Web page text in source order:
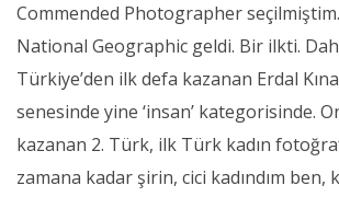
Commended Photographer seçilmiştim.
National Geographic geldi. Bir ilkti.
Türkiye’den ilk defa kazanan Erdal
senesinde yine ‘insan’ kategorisinde.
kazanan 2. Türk, ilk Türk kadın
zamana kadar şirin, cici kadındım ben,